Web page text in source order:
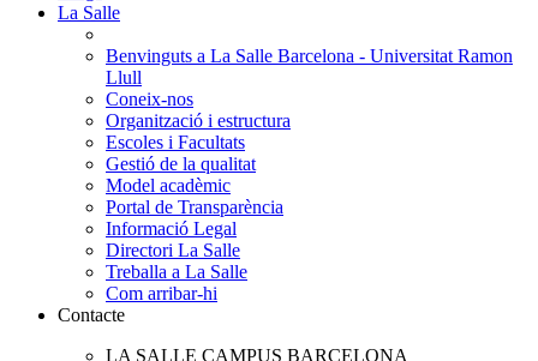
La Salle
Benvinguts a La Salle Barcelona - Universitat Ramon
Llull
Coneix-nos
Organització i estructura
Escoles i Facultats
Gestió de la qualitat
Model acadèmic
Portal de Transparència
Informació Legal
Directori La Salle
Treballa a La Salle
Com arribar-hi
Contacte
LA SALLE CAMPUS BARCELONA